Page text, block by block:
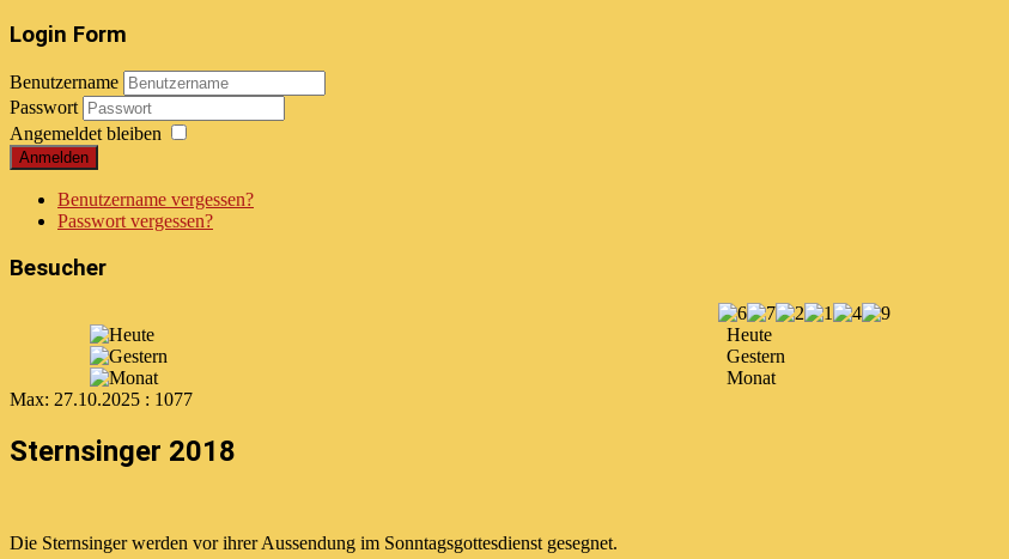
Login Form
Benutzername
Passwort
Angemeldet bleiben
Anmelden
Benutzername vergessen?
Passwort vergessen?
Besucher
Heute
Gestern
Monat
Max: 27.10.2025 : 1077
Sternsinger 2018
Die Sternsinger werden vor ihrer Aussendung im Sonntagsgottesdienst gesegnet.